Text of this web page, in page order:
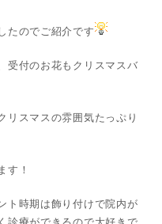
たのでご紹介です
受付のお花もクリスマスバ
リスマスの雰囲気たっぷり
す！
ト時期は飾り付けで院内が